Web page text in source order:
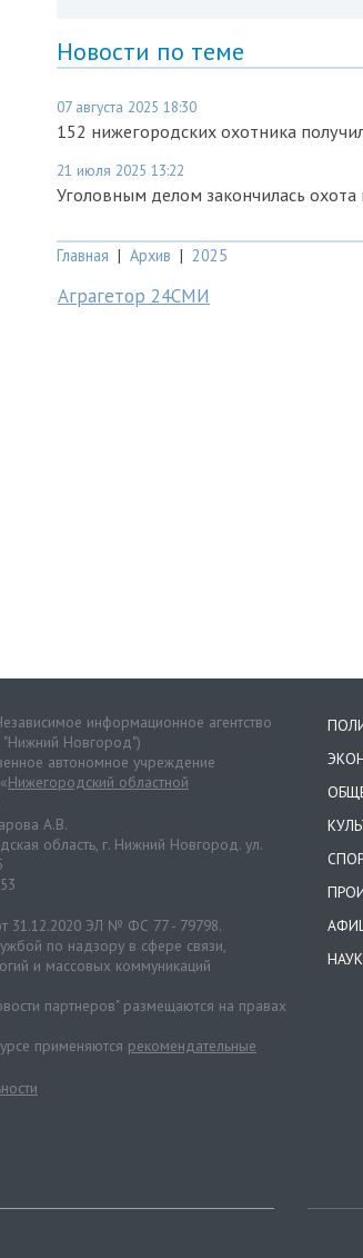
Новости по теме
07 августа 2025 18:30
152 нижегородских охотника
21 июля 2025 13:22
Уголовным делом закончилась
Главная | Архив | 2025
Аграгетор 24СМИ
информационное агентство
Новгород")
автономное учреждение
Нижегородский областной
А.В.
область, г. Нижний Новгород. ул.
31.12.2020 ЭЛ № ФС 77 - 79798.
по надзору в сфере связи,
и массовых коммуникаций
партнеров" размещаются на правах
применяются рекомендательные